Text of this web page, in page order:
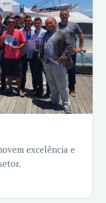
excelência e